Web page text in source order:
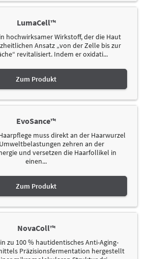
LumaCell™
hochwirksamer Wirkstoff, der die Haut
Ansatz „von der Zelle bis zur
revitalisiert. Indem er oxidati...
Zum Produkt
EvoSance™
muss direkt an der Haarwurzel
zehren an der
und versetzen die Haarfollikel in
einen...
Zum Produkt
NovaColl™
zu 100 % hautidentisches Anti-Aging-
Präzisionsfermentation hergestellt